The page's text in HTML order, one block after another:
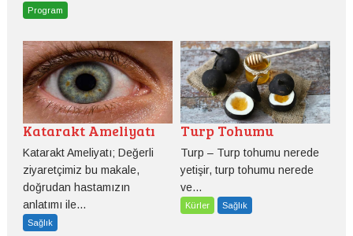
Program
Katarakt Ameliyatı
Katarakt Ameliyatı; Değerli
ziyaretçimiz bu makale,
doğrudan hastamızın
anlatımı ile...
Sağlık
Turp Tohumu
Turp – Turp tohumu nerede
yetişir, turp tohumu nerede
ve...
Kürler Sağlık